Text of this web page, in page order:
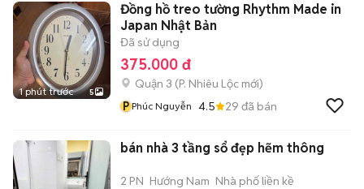
1 phút trước 5
Đồng hồ treo tường Rhythm Made in
Japan Nhật Bản
Đã sử dụng
375.000 đ
Quận 3 (P. Nhiêu Lộc mới)
P Phúc Nguyễn 4.5 29 đã bán
bán nhà 3 tầng sổ đẹp hẽm thông
2 PN Hướng Nam Nhà phố liền kề